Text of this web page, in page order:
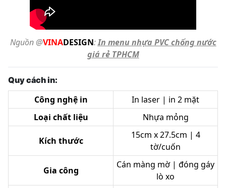
Nguồn @VINADESIGN:In menu nhựa PVC chống nước
giá rẻ TPHCM
Quy cách in:
Công nghệ in
In laser | in 2 mặt
Loại chất liệu
Nhựa mỏng
Kích thước
15cm x 27.5cm | 4
tờ/cuốn
Gia công
Cán màng mờ | đóng gáy
lò xo